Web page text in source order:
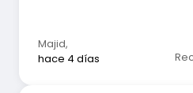
Majid,
hace 4 días